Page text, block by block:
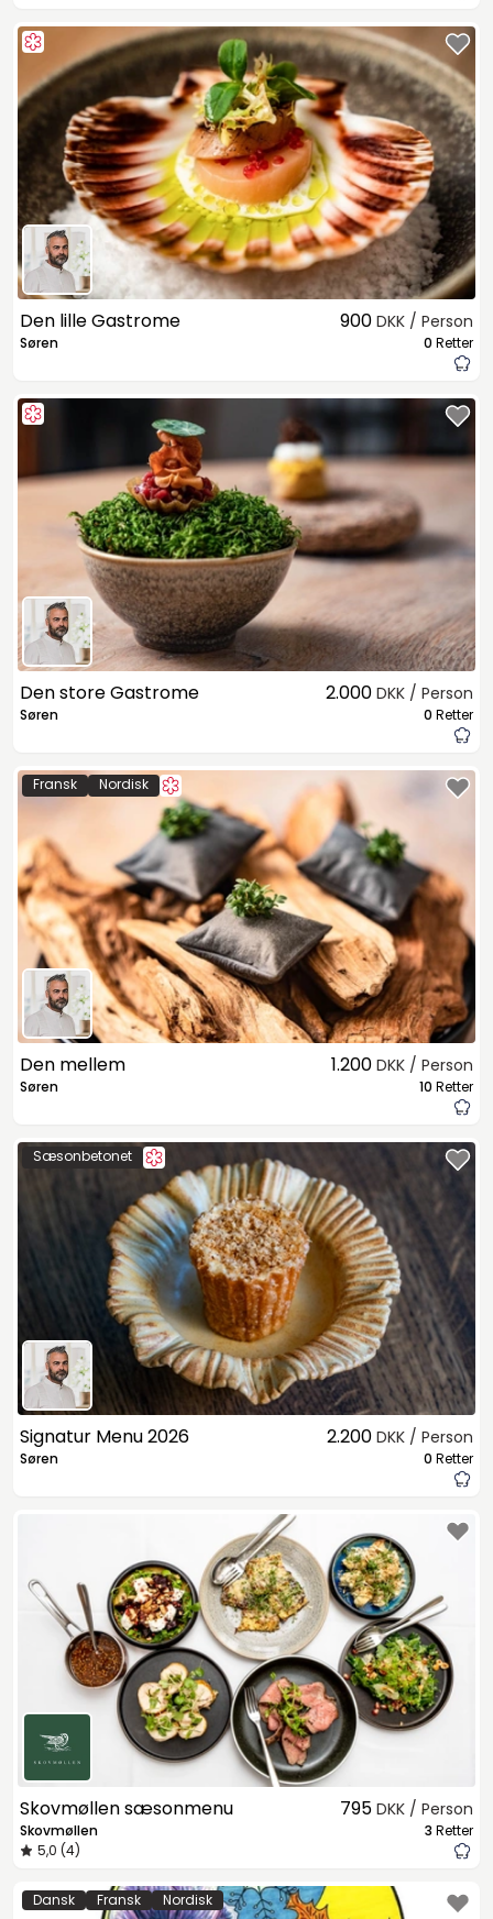
Den lille Gastrome
Søren
900 DKK / Person
0 Retter
Den store Gastrome
Søren
2.000 DKK / Person
0 Retter
Fransk Nordisk
Den mellem
Søren
1.200 DKK / Person
10 Retter
Sæsonbetonet
Signatur Menu 2026
Søren
2.200 DKK / Person
0 Retter
Skovmøllen sæsonmenu
Skovmøllen
5,0 (4)
795 DKK / Person
3 Retter
Dansk Fransk Nordisk